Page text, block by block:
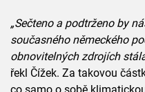
„Sečteno a podtrženo by
současného německého
obnovitelných zdrojích
řekl Čížek. Za takovou
co samo o sobě